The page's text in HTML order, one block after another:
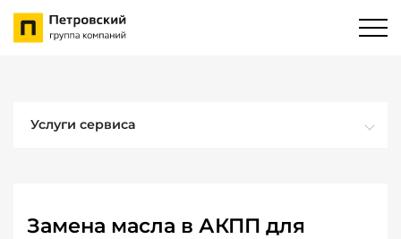
Услуги сервиса
Замена масла в АКПП для